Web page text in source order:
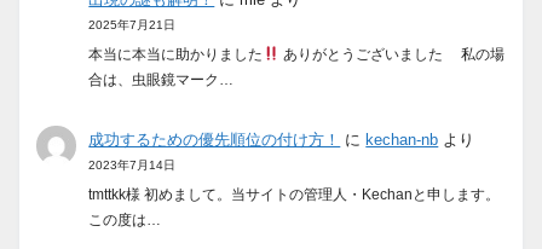
2025年7月21日
本当に本当に助かりました
ありがとうございました 私の場
合は、虫眼鏡マーク…
成功するための優先順位の付け方！ に kechan-nb より
2023年7月14日
tmttkk様 初めまして。当サイトの管理人・Kechanと申します。
この度は…